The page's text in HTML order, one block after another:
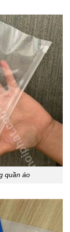
quần áo